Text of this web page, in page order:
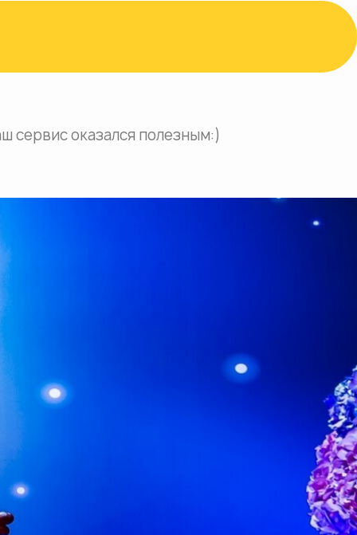
сервис оказался полезным:)